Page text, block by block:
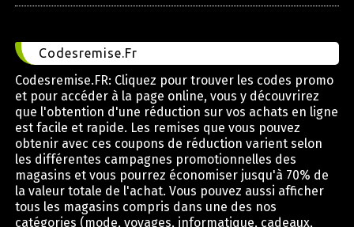
Codesremise.Fr
Codesremise.FR: Cliquez pour trouver les codes promo
et pour accéder à la page online, vous y découvrirez
que l'obtention d'une réduction sur vos achats en ligne
est facile et rapide. Les remises que vous pouvez
obtenir avec ces coupons de réduction varient selon
les différentes campagnes promotionnelles des
magasins et vous pourrez économiser jusqu'à 70% de
la valeur totale de l'achat. Vous pouvez aussi afficher
tous les magasins compris dans une des nos
catégories (mode, voyages, informatique, cadeaux,